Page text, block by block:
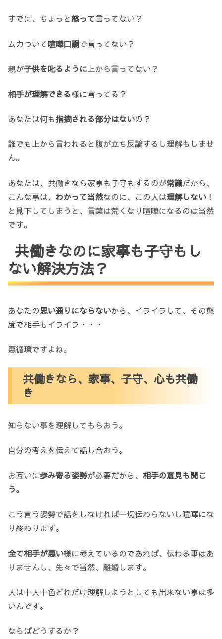
すでに、ちょっと怒って言ってない？
ムカついて喧嘩口調で言ってない？
親が子供を叱るように上から言ってない？
相手が理解できる様に言ってる？
あなたは何も指摘される部分はないの？
誰でも上から言われると腹が立ち反論するし理解もしませ
ん。
あなたは、共働きなら家事も子守もするのが常識だから、
こんな事は、 わかって当然なのに、この人は理解しない ！
と見下してしまうと、言葉は荒くなり喧嘩になるのは当然
です。
共働きなのに家事も子守もし
ない解決方法？
あなたの思い通りにならないから、イライラして、その態
度で相手もイライラ・・・
悪循環ですよね。
共働きなら、家事、子守、心も共働
き
知らない事を理解してもらおう。
自分の考えを伝えて話し合おう。
お互いに歩み寄る姿勢が必要だから、 相手の意見も聞こ
う。
こう言う姿勢で話をしなければ一切伝わらないし喧嘩にな
り終わります。
全て相手が悪い様に考えているのであれば、伝わる事はあ
りませんし、先々で当然、離婚します。
人は十人十色どれだけ理解しようとしても出来ない事は多
いんです。
ならばどうするか？